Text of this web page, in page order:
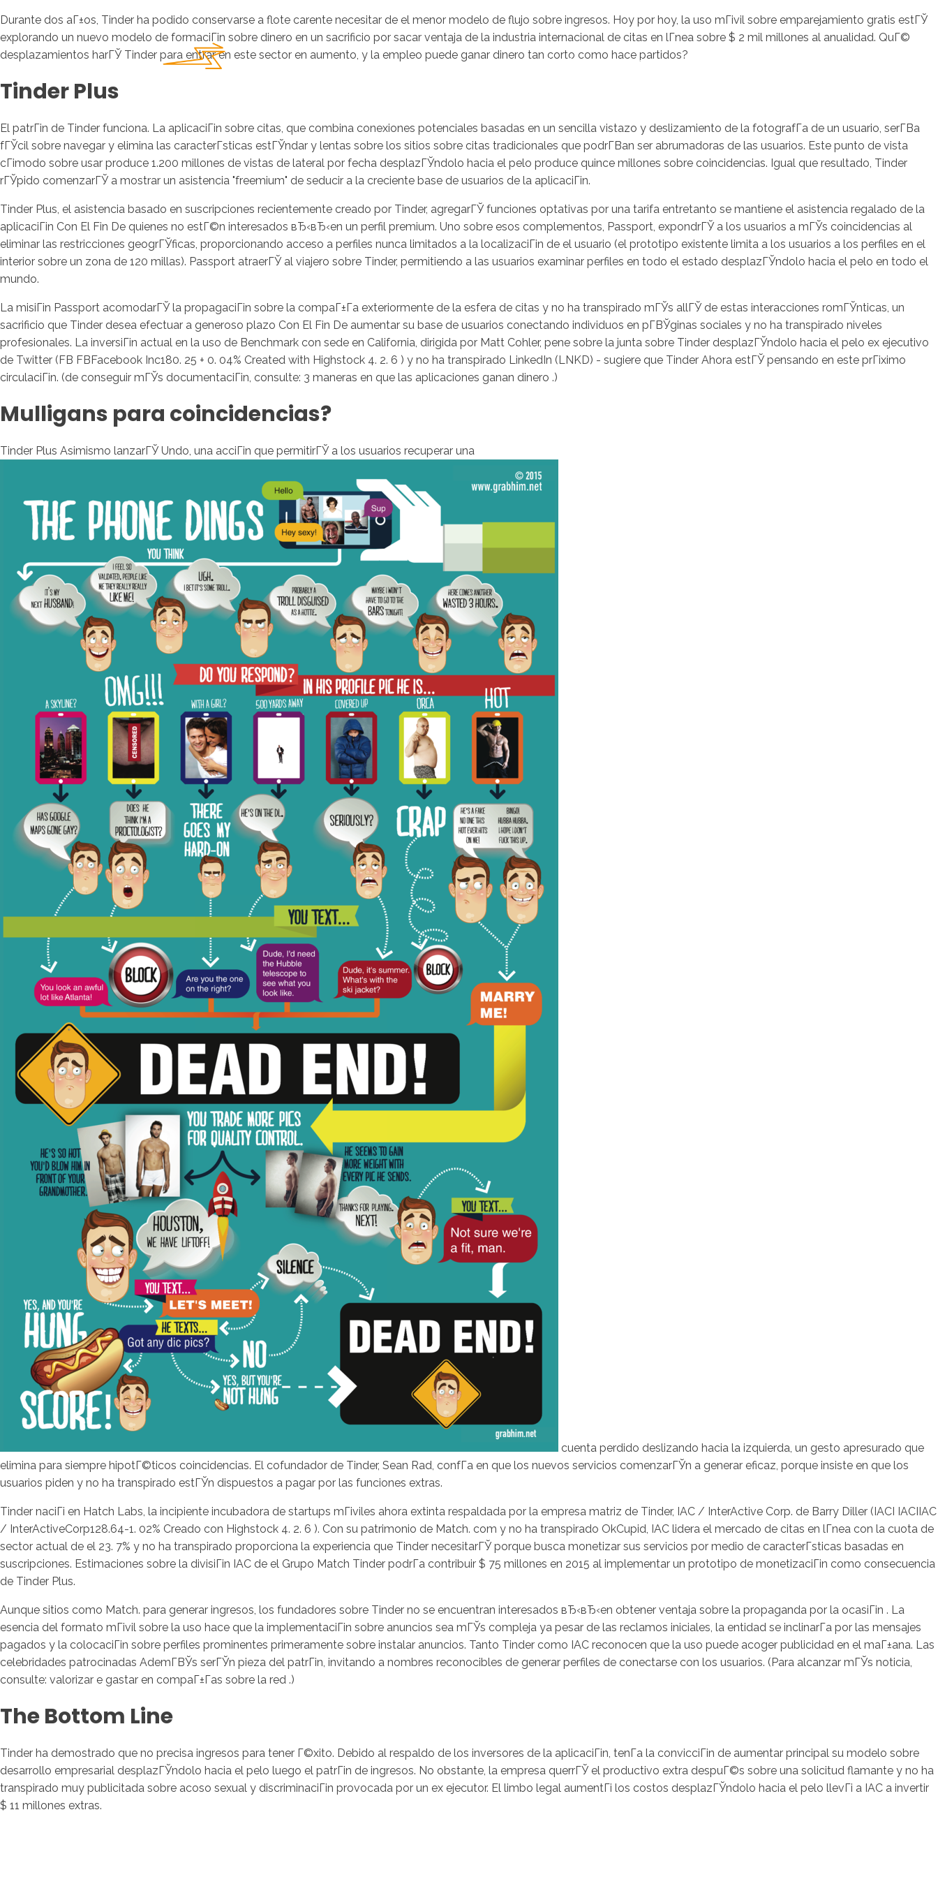
Inicio Nosotros
Durante dos aГ±os, Tinder ha podido conservarse a flote carente necesitar de el menor modelo de flujo sobre ingresos. Hoy por hoy, la uso mГіvil sobre emparejamiento gratis estГЎ
explorando un nuevo modelo de formaciГіn sobre dinero en un sacrificio por sacar ventaja de la industria internacional de citas en lГ­nea sobre $ 2 mil millones al anualidad. QuГ©
desplazamientos harГЎ Tinder para entrar en este sector en aumento, y la empleo puede ganar dinero tan corto como hace partidos?
Tinder Plus
El patrГіn de Tinder funciona. La aplicaciГіn sobre citas, que combina conexiones potenciales basadas en un sencilla vistazo y deslizamiento de la fotografГ­a de un usuario, serГ­В­a
fГЎcil sobre navegar y elimina las caracterГ­sticas estГЎndar y lentas sobre los sitios sobre citas tradicionales que podrГ­В­an ser abrumadoras de las usuarios. Este punto de vista
cГіmodo sobre usar produce 1.200 millones de vistas de lateral por fecha desplazГЎndolo hacia el pelo produce quince millones sobre coincidencias. Igual que resultado, Tinder
rГЎpido comenzarГЎ a mostrar un asistencia "freemium" de seducir a la creciente base de usuarios de la aplicaciГіn.
Tinder Plus, el asistencia basado en suscripciones recientemente creado por Tinder, agregarГЎ funciones optativas por una tarifa entretanto se mantiene el asistencia regalado de la
aplicaciГіn Con El Fin De quienes no estГ©n interesados вЂ‹вЂ‹en un perfil premium. Uno sobre esos complementos, Passport, expondrГЎ a los usuarios a mГЎs coincidencias al
eliminar las restricciones geogrГЎficas, proporcionando acceso a perfiles nunca limitados a la localizaciГіn de el usuario (el prototipo existente limita a los usuarios a los perfiles en el
interior sobre un zona de 120 millas). Passport atraerГЎ al viajero sobre Tinder, permitiendo a las usuarios examinar perfiles en todo el estado desplazГЎndolo hacia el pelo en todo el
mundo.
La misiГіn Passport acomodarГЎ la propagaciГіn sobre la compaГ±Г­a exteriormente de la esfera de citas y no ha transpirado mГЎs allГЎ de estas interacciones romГЎnticas, un
sacrificio que Tinder desea efectuar a generoso plazo Con El Fin De aumentar su base de usuarios conectando individuos en pГ­ВЎginas sociales y no ha transpirado niveles
profesionales. La inversiГіn actual en la uso de Benchmark con sede en California, dirigida por Matt Cohler, pene sobre la junta sobre Tinder desplazГЎndolo hacia el pelo ex ejecutivo
de Twitter (FB FBFacebook Inc180. 25 + 0. 04% Created with Highstock 4. 2. 6 ) y no ha transpirado LinkedIn (LNKD) - sugiere que Tinder Ahora estГЎ pensando en este prГіximo
circulaciГіn. (de conseguir mГЎs documentaciГіn, consulte: 3 maneras en que las aplicaciones ganan dinero .)
Mulligans para coincidencias?
Tinder Plus Asimismo lanzarГЎ Undo, una acciГіn que permitirГЎ a los usuarios recuperar una
cuenta perdido deslizando hacia la izquierda, un gesto apresurado que
elimina para siempre hipotГ©ticos coincidencias. El cofundador de Tinder, Sean Rad, confГ­a en que los nuevos servicios comenzarГЎn a generar eficaz, porque insiste en que los
usuarios piden y no ha transpirado estГЎn dispuestos a pagar por las funciones extras.
Tinder naciГі en Hatch Labs, la incipiente incubadora de startups mГіviles ahora extinta respaldada por la empresa matriz de Tinder, IAC / InterActive Corp. de Barry Diller (IACI IACIIAC
/ InterActiveCorp128.64-1. 02% Creado con Highstock 4. 2. 6 ). Con su patrimonio de Match. com y no ha transpirado OkCupid, IAC lidera el mercado de citas en lГ­nea con la cuota de
sector actual de el 23. 7% y no ha transpirado proporciona la experiencia que Tinder necesitarГЎ porque busca monetizar sus servicios por medio de caracterГ­sticas basadas en
suscripciones. Estimaciones sobre la divisiГіn IAC de el Grupo Match Tinder podrГ­a contribuir $ 75 millones en 2015 al implementar un prototipo de monetizaciГіn como consecuencia
de Tinder Plus.
Aunque sitios como Match. para generar ingresos, los fundadores sobre Tinder no se encuentran interesados вЂ‹вЂ‹en obtener ventaja sobre la propaganda por la ocasiГіn . La
esencia del formato mГіvil sobre la uso hace que la implementaciГіn sobre anuncios sea mГЎs compleja ya pesar de las reclamos iniciales, la entidad se inclinarГ­a por las mensajes
pagados y la colocaciГіn sobre perfiles prominentes primeramente sobre instalar anuncios. Tanto Tinder como IAC reconocen que la uso puede acoger publicidad en el maГ±ana. Las
celebridades patrocinadas AdemГ­ВЎs serГЎn pieza del patrГіn, invitando a nombres reconocibles de generar perfiles de conectarse con los usuarios. (Para alcanzar mГЎs noticia,
consulte: valorizar e gastar en compaГ±Г­as sobre la red .)
The Bottom Line
Tinder ha demostrado que no precisa ingresos para tener Г©xito. Debido al respaldo de los inversores de la aplicaciГіn, tenГ­a la convicciГіn de aumentar principal su modelo sobre
desarrollo empresarial desplazГЎndolo hacia el pelo luego el patrГіn de ingresos. No obstante, la empresa querrГЎ el productivo extra despuГ©s sobre una solicitud flamante y no ha
transpirado muy publicitada sobre acoso sexual y discriminaciГіn provocada por un ex ejecutor. El limbo legal aumentГі los costos desplazГЎndolo hacia el pelo llevГі a IAC a invertir
$ 11 millones extras.